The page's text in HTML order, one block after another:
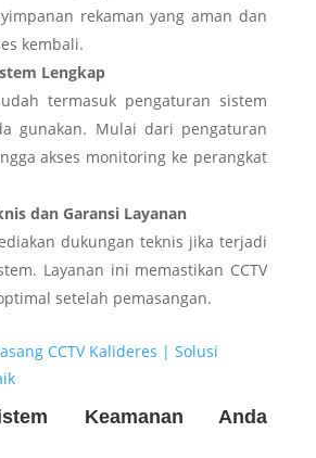
rekaman yang aman dan
kembali.
Lengkap
termasuk pengaturan sistem
gunakan. Mulai dari pengaturan
akses monitoring ke perangkat
dan Garansi Layanan
dukungan teknis jika terjadi
Layanan ini memastikan CCTV
setelah pemasangan.
CCTV Kalideres | Solusi
Keamanan Anda